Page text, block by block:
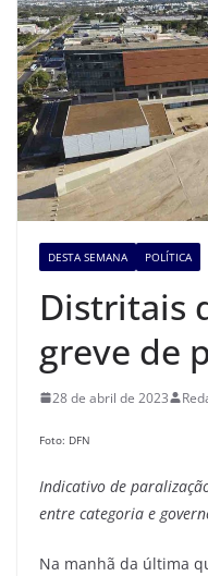
DESTA SEMANA POLÍTICA
Distritais
greve de
28 de abril de 2023
Foto: DFN
Indicativo de
entre categoria e
Na manhã da última